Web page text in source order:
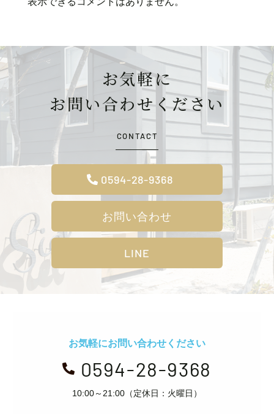
お気軽に
お問い合わせください
CONTACT
0594-28-9368
お問い合わせ
LINE
お気軽にお問い合わせください
 0594-28-9368
10:00～21:00（定休日：火曜日）